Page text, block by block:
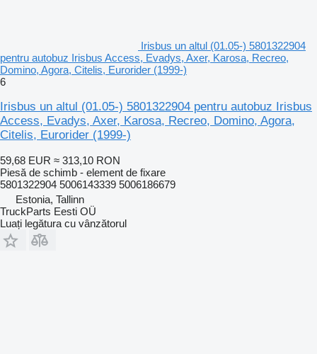
Irisbus un altul (01.05-) 5801322904
pentru autobuz Irisbus Access, Evadys, Axer, Karosa, Recreo,
Domino, Agora, Citelis, Eurorider (1999-)
6
Irisbus un altul (01.05-) 5801322904 pentru autobuz Irisbus
Access, Evadys, Axer, Karosa, Recreo, Domino, Agora,
Citelis, Eurorider (1999-)
59,68 EUR ≈ 313,10 RON
Piesă de schimb - element de fixare
5801322904 5006143339 5006186679
Estonia, Tallinn
TruckParts Eesti OÜ
Luați legătura cu vânzătorul